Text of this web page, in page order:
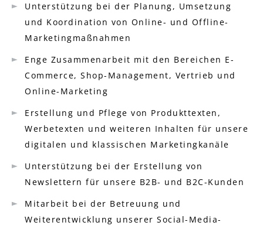
Unterstützung bei der Planung, Umsetzung
und Koordination von Online- und Offline-
Marketingmaßnahmen
Enge Zusammenarbeit mit den Bereichen E-
Commerce, Shop-Management, Vertrieb und
Online-Marketing
Erstellung und Pflege von Produkttexten,
Werbetexten und weiteren Inhalten für unsere
digitalen und klassischen Marketingkanäle
Unterstützung bei der Erstellung von
Newslettern für unsere B2B- und B2C-Kunden
Mitarbeit bei der Betreuung und
Weiterentwicklung unserer Social-Media-